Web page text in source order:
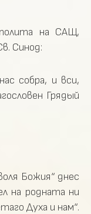
на САЩ,
Синод:
собра, и вси,
Грядый
Божия“ днес
на родната ни
Духа и нам“.